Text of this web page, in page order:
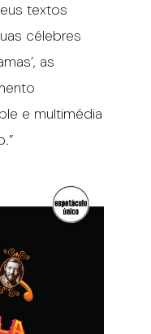
textos
célebres
as
e multimédia